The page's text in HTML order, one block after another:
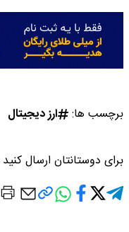
برچسب ها: ارز دیجیتال
برای دوستانتان ارسال کنید